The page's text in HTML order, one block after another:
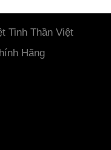
Tinh Thần Việt
Hãng